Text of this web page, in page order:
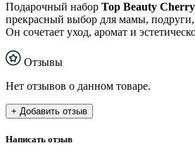
Подарочный набор Top Beauty
прекрасный выбор для мамы,
Он сочетает уход, аромат и
Отзывы
Нет отзывов о данном товаре.
+ Добавить отзыв
Написать отзыв